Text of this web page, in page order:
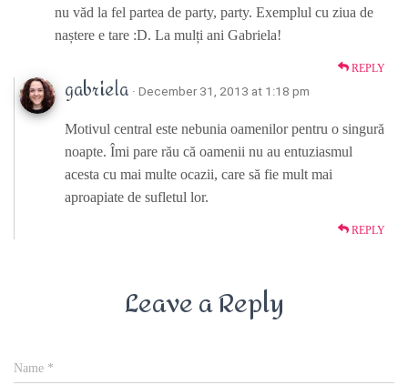
nu văd la fel partea de party, party. Exemplul cu ziua de
naștere e tare :D. La mulți ani Gabriela!
REPLY
gabriela · December 31, 2013 at 1:18 pm
Motivul central este nebunia oamenilor pentru o singură
noapte. Îmi pare rău că oamenii nu au entuziasmul
acesta cu mai multe ocazii, care să fie mult mai
aproapiate de sufletul lor.
REPLY
Leave a Reply
Name *